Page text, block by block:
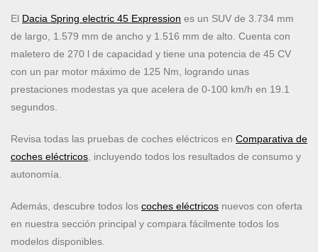
El Dacia Spring electric 45 Expression es un SUV de 3.734 mm
de largo, 1.579 mm de ancho y 1.516 mm de alto. Cuenta con
maletero de 270 l de capacidad y tiene una potencia de 45 CV
con un par motor máximo de 125 Nm, logrando unas
prestaciones modestas ya que acelera de 0-100 km/h en 19.1
segundos.
Revisa todas las pruebas de coches eléctricos en Comparativa de
coches eléctricos , incluyendo todos los resultados de consumo y
autonomía.
Además, descubre todos los coches eléctricos nuevos con oferta
en nuestra sección principal y compara fácilmente todos los
modelos disponibles.